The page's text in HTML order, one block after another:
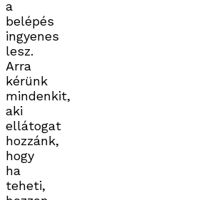
a
belépés
ingyenes
lesz.
Arra
kérünk
mindenkit,
aki
ellátogat
hozzánk,
hogy
ha
teheti,